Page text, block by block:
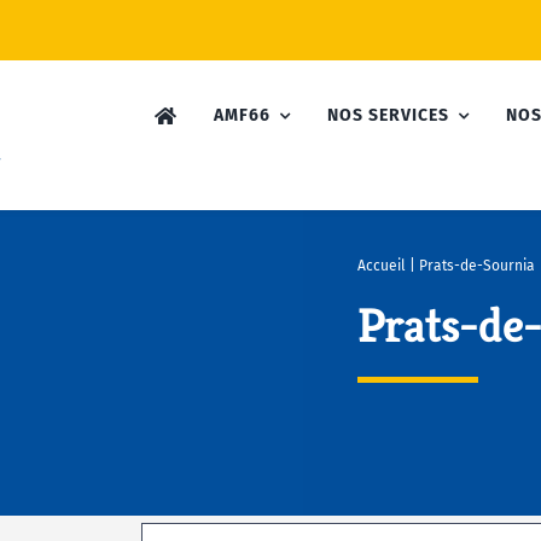
AMF66 NOS SERVICES
Accueil| Prats-de-Sournia
Prats-